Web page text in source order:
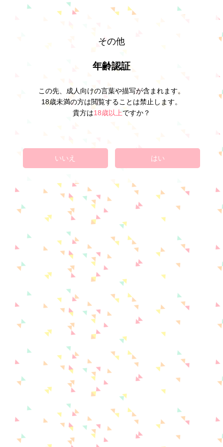
その他
年齢認証
この先、成人向けの言葉や描写が含まれます。
18歳未満の方は閲覧することは禁止します。
貴方は18歳以上ですか？
いいえ はい